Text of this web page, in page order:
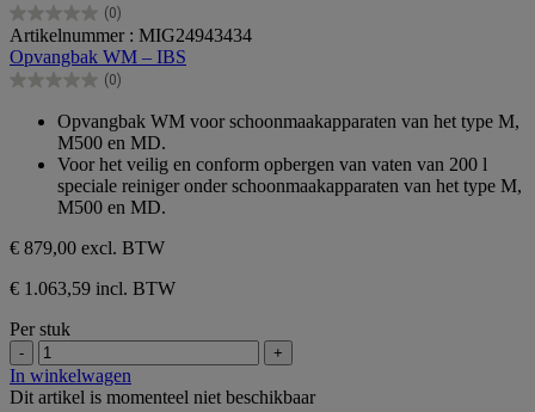
(0)
0.0
van
de
5
Artikelnummer : MIG24943434
Opvangbak WM – IBS
(0)
0.0
sterren.
Opvangbak WM voor schoonmaakapparaten van het type M,
M500 en MD.
Voor het veilig en conform opbergen van vaten van 200 l
speciale reiniger onder schoonmaakapparaten van het type M,
M500 en MD.
€ 879,00 excl. BTW
€ 1.063,59 incl. BTW
Per stuk
- +
In winkelwagen
Dit artikel is momenteel niet beschikbaar